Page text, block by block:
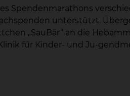
Spendenmarathons
unterstützt.
„SauBär“ an die
für Kinder- und Ju-